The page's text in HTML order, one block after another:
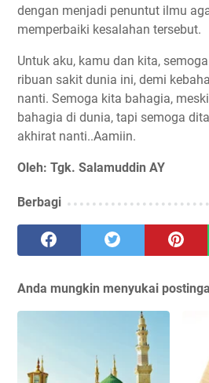
dengan menjadi penuntut ilmu
memperbaiki kesalahan tersebut.
Untuk aku, kamu dan kita,
ribuan sakit dunia ini, demi
nanti. Semoga kita bahagia,
bahagia di dunia, tapi semoga
akhirat nanti..Aamiin.
Oleh: Tgk. Salamuddin AY
Berbagi
Anda mungkin menyukai